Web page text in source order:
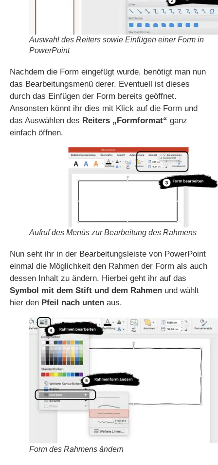
Auswahl des Reiters sowie Einfügen einer Form in
PowerPoint
Nachdem die Form eingefügt wurde, benötigt man nun
das Bearbeitungsmenü derer. Eventuell ist dieses
durch das Einfügen der Form bereits geöffnet.
Ansonsten könnt ihr dies mit Klick auf die Form und
das Auswählen des Reiters „Formformat“ ganz
einfach öffnen.
Aufruf des Menüs zur Bearbeitung des Rahmens
Nun seht ihr in der Bearbeitungsleiste von PowerPoint
einmal die Möglichkeit den Rahmen der Form als auch
dessen Inhalt zu ändern. Hierbei geht ihr auf das
Symbol mit dem Stift und dem Rahmen und wählt
hier den Pfeil nach unten aus.
Form des Rahmens ändern